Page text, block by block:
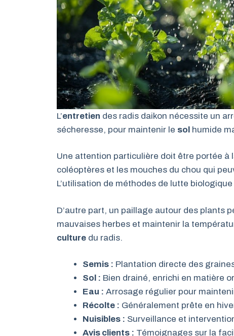
L’entretien des radis daikon nécessite un
sécheresse, pour maintenir le sol humide
Une attention particulière doit être portée à
coléoptères et les mouches du chou qui
L’utilisation de méthodes de lutte
D’autre part, un paillage autour des plants
mauvaises herbes et maintenir la
culture du radis.
Semis : Plantation directe des
Sol : Bien drainé, enrichi en matière
Eau : Arrosage régulier pour
Récolte : Généralement prête en
Nuisibles : Surveillance et
Avis clients : Témoignages sur la